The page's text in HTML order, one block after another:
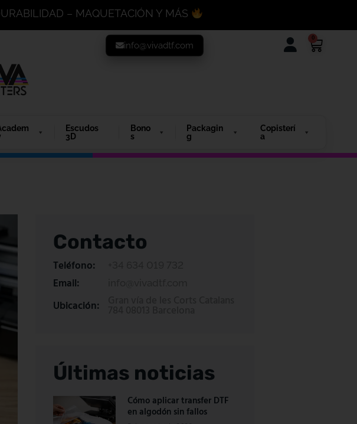
– MAQUETACIÓN Y MÁS
0
info@vivadtf.com
Escudos
3D
Bono
s
Packagin
g
Copisterí
a
Contacto
Teléfono:
Email:
Ubicación:
Últimas noticias
Cómo aplicar transfer DTF
en algodón sin fallos